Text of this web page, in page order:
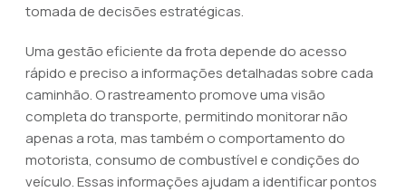
tomada de decisões estratégicas.
Uma gestão eficiente da frota depende do acesso
rápido e preciso a informações detalhadas sobre cada
caminhão. O rastreamento promove uma visão
completa do transporte, permitindo monitorar não
apenas a rota, mas também o comportamento do
motorista, consumo de combustível e condições do
veículo. Essas informações ajudam a identificar pontos